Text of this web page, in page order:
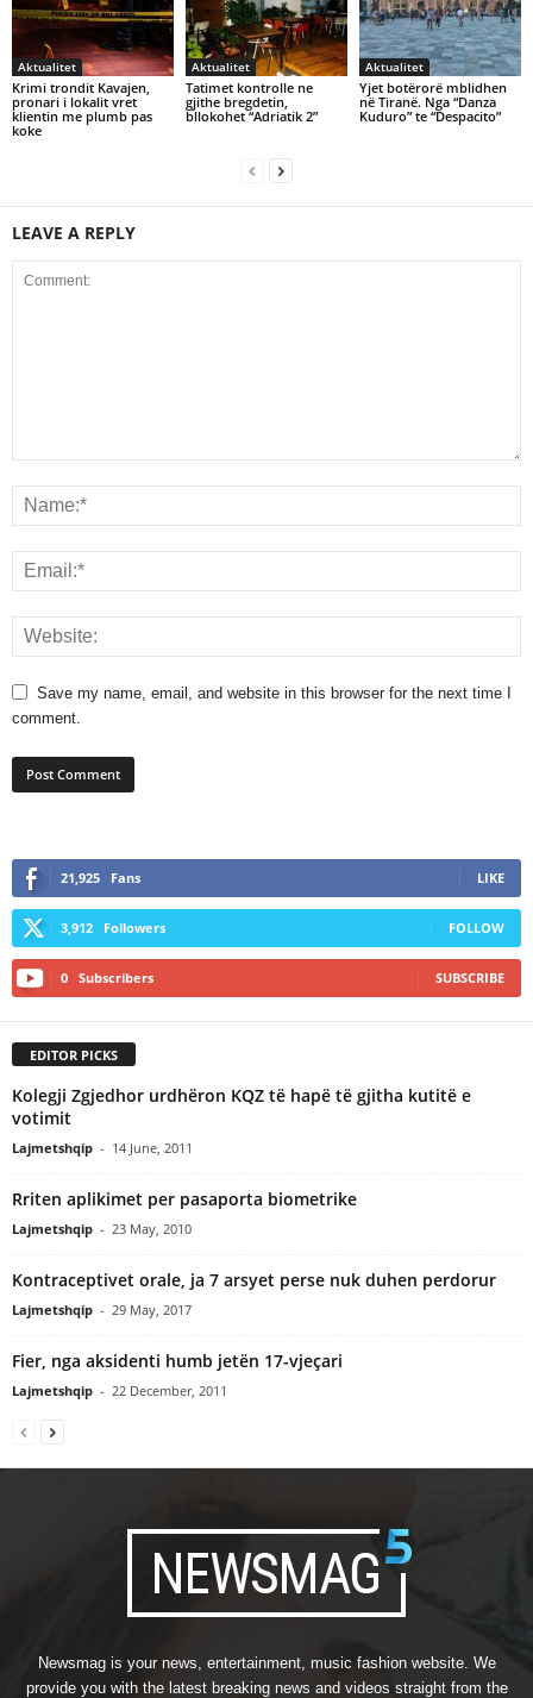
Aktualitet
Krimi trondit Kavajen,
pronari i lokalit vret
klientin me plumb pas
koke
Aktualitet
Tatimet kontrolle ne
gjithe bregdetin,
bllokohet “Adriatik 2”
Aktualitet
Yjet botërorë mblidhen
në Tiranë. Nga “Danza
Kuduro” te “Despacito”
LEAVE A REPLY
Save my name, email, and website in this browser for the next time I
comment.
21,925 Fans LIKE
3,912 Followers FOLLOW
0 Subscribers SUBSCRIBE
EDITOR PICKS
Kolegji Zgjedhor urdhëron KQZ të hapë të gjitha kutitë e
votimit
Lajmetshqip - 14 June, 2011
Rriten aplikimet per pasaporta biometrike
Lajmetshqip - 23 May, 2010
Kontraceptivet orale, ja 7 arsyet perse nuk duhen perdorur
Lajmetshqip - 29 May, 2017
Fier, nga aksidenti humb jetën 17-vjeçari
Lajmetshqip - 22 December, 2011
Newsmag is your news, entertainment, music fashion website. We
provide you with the latest breaking news and videos straight from the